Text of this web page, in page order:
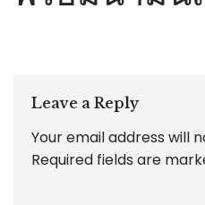
Leave a Reply
Your email address will
Required fields are